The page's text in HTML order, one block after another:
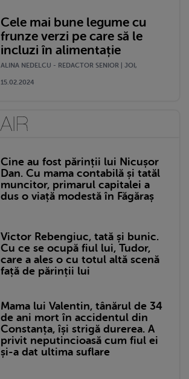
Cele mai bune legume cu
frunze verzi pe care să le
incluzi în alimentație
ALINA NEDELCU - REDACTOR SENIOR | JOI,
15.02.2024
Cine au fost părinții lui Nicușor
Dan. Cu mama contabilă și tatăl
muncitor, primarul capitalei a
dus o viață modestă în Făgăraș
Victor Rebengiuc, tată și bunic.
Cu ce se ocupă fiul lui, Tudor,
care a ales o cu totul altă scenă
față de părinții lui
Mama lui Valentin, tânărul de 34
de ani mort în accidentul din
Constanța, își strigă durerea. A
privit neputincioasă cum fiul ei
și-a dat ultima suflare